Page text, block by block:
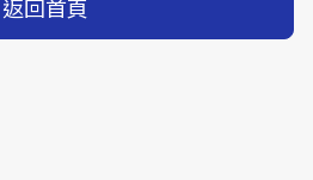
返回首頁